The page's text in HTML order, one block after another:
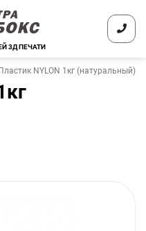
3Д ПЕЧАТИ
Пластик NYLON 1кг (натуральный)